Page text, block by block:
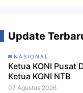
Update
NASIONAL
Ketua KONI Pusat
Ketua KONI NTB
07 Agustus 2026